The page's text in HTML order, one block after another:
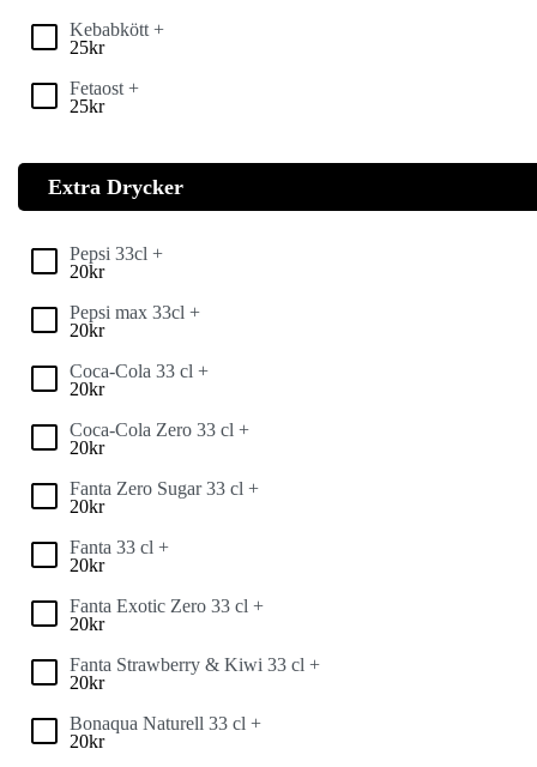
Kebabkött +
25kr
Fetaost +
25kr
Extra Drycker
Pepsi 33cl +
20kr
Pepsi max 33cl +
20kr
Coca-Cola 33 cl +
20kr
Coca-Cola Zero 33 cl +
20kr
Fanta Zero Sugar 33 cl +
20kr
Fanta 33 cl +
20kr
Fanta Exotic Zero 33 cl +
20kr
Fanta Strawberry & Kiwi 33 cl +
20kr
Bonaqua Naturell 33 cl +
20kr